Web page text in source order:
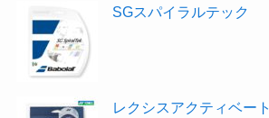
SGスパイラルテック
レクシスアクティベート